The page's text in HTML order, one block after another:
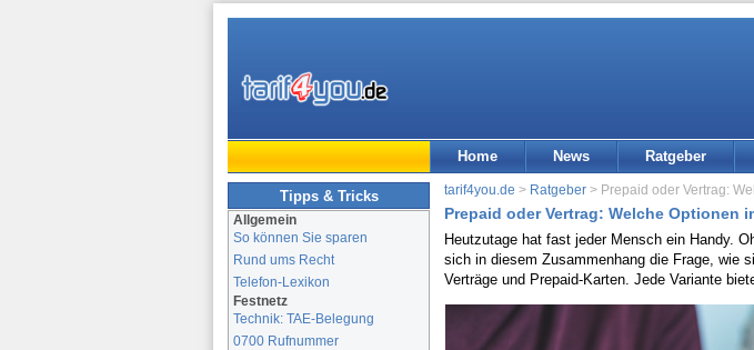
Home News Ratgeber
Tipps & Tricks
Allgemein
So können Sie sparen
Rund ums Recht
Telefon-Lexikon
Festnetz
Technik: TAE-Belegung
0700 Rufnummer
tarif4you.de > Ratgeber > Prepaid oder Vertrag:
Prepaid oder Vertrag: Welche Optionen
Heutzutage hat fast jeder Mensch ein Handy.
sich in diesem Zusammenhang die Frage, wie
Verträge und Prepaid-Karten. Jede Variante